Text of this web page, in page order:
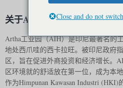
关于Artha工业园
Artha工业园（AIH）是印尼最著名的
地处西爪哇的西卡拉旺。被印尼政府
区，旨在促进外商投资和经济增长。
区环境就的舒适放在第一位，成为本
作为Himpunan Kawasan Industri
Close and do not